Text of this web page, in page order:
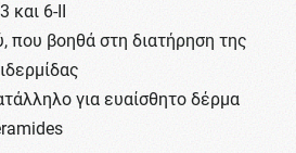
6-ΙΙ
που βοηθά στη διατήρηση της
για ευαίσθητο δέρμα